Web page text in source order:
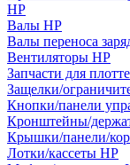
HP
Валы HP
Валы переноса
Вентиляторы HP
Запчасти для
Защелки/
Кнопки/панели
Кронштейны/
Крышки/панели/
Лотки/кассеты HP